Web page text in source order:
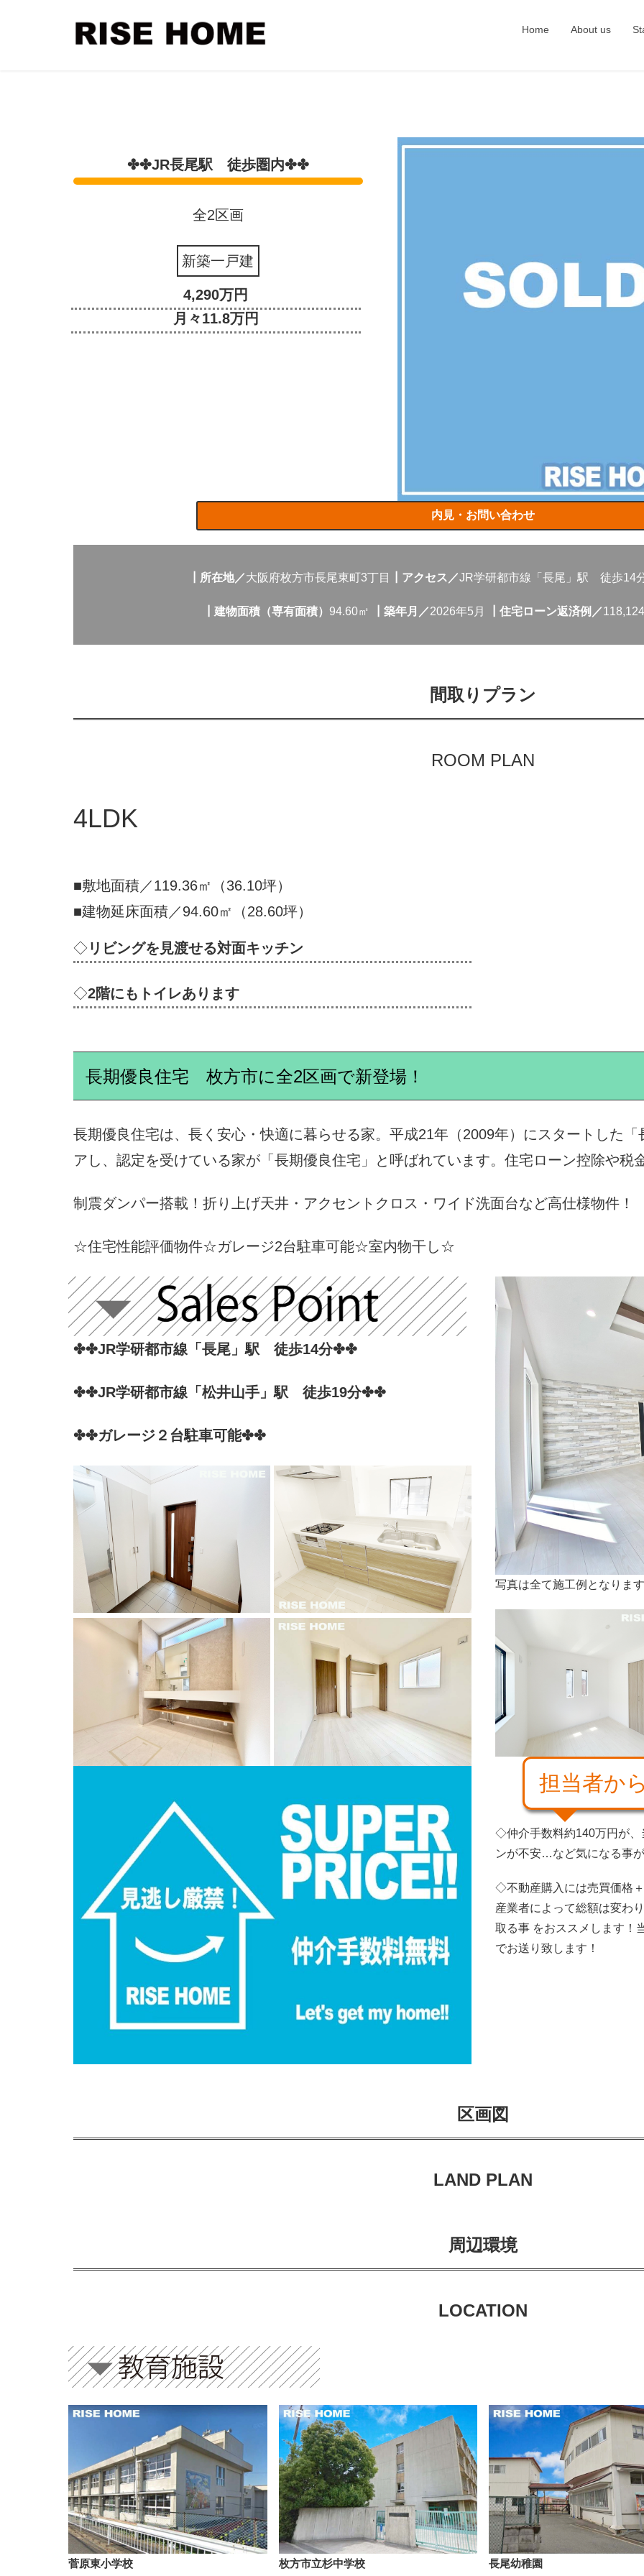
Home About us
✤✤JR長尾駅 徒歩圏内✤✤
全2区画
新築一戸建
4,290万円
月々11.8万円
内見・お問い合わせ
┃所在地／大阪府枚方市長尾東町3丁目 ┃アクセス／JR学研都市線「長尾」駅 徒歩14
┃建物面積（専有面積） 94.60㎡ ┃築年月／2026年5月 ┃住宅ローン返済例／
間取りプラン
ROOM PLAN
4LDK
■敷地面積／119.36㎡（36.10坪）
■建物延床面積／94.60㎡（28.60坪）
◇リビングを見渡せる対面キッチン
◇2階にもトイレあります
長期優良住宅 枚方市に全2区画で新登場！
長期優良住宅は、長く安心・快適に暮らせる家。平成21年（2009年）にスタートした
アし、認定を受けている家が「長期優良住宅」と呼ばれています。住宅ローン控除や税
制震ダンパー搭載！折り上げ天井・アクセントクロス・ワイド洗面台など高仕様物件！
☆住宅性能評価物件☆ガレージ2台駐車可能☆室内物干し☆
✤✤JR学研都市線「長尾」駅 徒歩14分✤✤
✤✤JR学研都市線「松井山手」駅 徒歩19分✤✤
✤✤ガレージ２台駐車可能✤✤
写真は全て施工例となります
担当者か
◇仲介手数料約140万円が、
ンが不安…など気になる事
◇不動産購入には売買価格
産業者によって総額は変わ
取る事 をおススメします！
でお送り致します！
区画図
LAND PLAN
周辺環境
LOCATION
菅原東小学校 枚方市立杉中学校 長尾幼稚園